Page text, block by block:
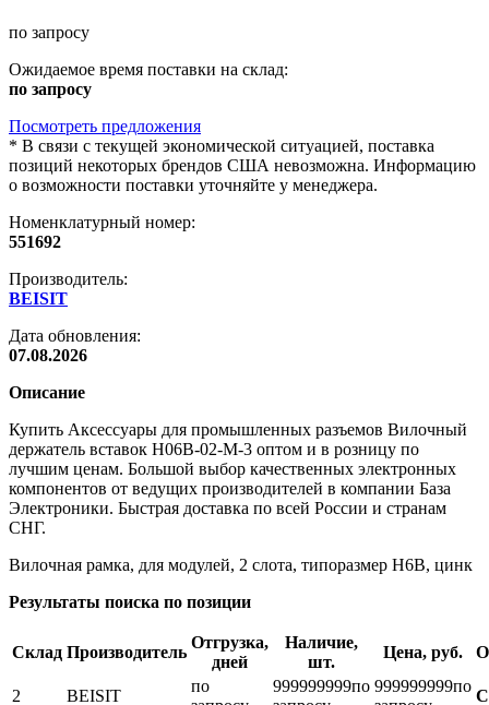
по запросу
Ожидаемое время поставки на склад:
по запросу
Посмотреть предложения
* В связи с текущей экономической ситуацией, поставка
позиций некоторых брендов США невозможна. Информацию
о возможности поставки уточняйте у менеджера.
Номенклатурный номер:
551692
Производитель:
BEISIT
Дата обновления:
07.08.2026
Описание
Купить Аксессуары для промышленных разъемов Вилочный
держатель вставок H06B-02-M-3 оптом и в розницу по
лучшим ценам. Большой выбор качественных электронных
компонентов от ведущих производителей в компании База
Электроники. Быстрая доставка по всей России и странам
СНГ.
Вилочная рамка, для модулей, 2 слота, типоразмер H6B, цинк
Результаты поиска по позиции
Склад Производитель
Отгрузка,
дней
Наличие,
шт.
Цена, руб.
2 BEISIT
по
999999999по 999999999по